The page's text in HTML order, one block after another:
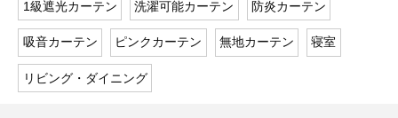
1級遮光カーテン 洗濯可能カーテン 防炎カーテン
吸音カーテン ピンクカーテン 無地カーテン 寝室
リビング・ダイニング